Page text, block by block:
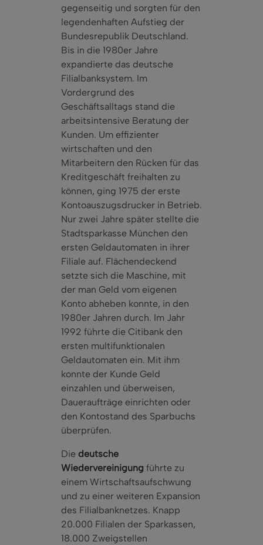
gegenseitig und sorgten für den
legendenhaften Aufstieg der
Bundesrepublik Deutschland.
Bis in die 1980er Jahre
expandierte das deutsche
Filialbanksystem. Im
Vordergrund des
Geschäftsalltags stand die
arbeitsintensive Beratung der
Kunden. Um effizienter
wirtschaften und den
Mitarbeitern den Rücken für das
Kreditgeschäft freihalten zu
können, ging 1975 der erste
Kontoauszugsdrucker in Betrieb.
Nur zwei Jahre später stellte die
Stadtsparkasse München den
ersten Geldautomaten in ihrer
Filiale auf. Flächendeckend
setzte sich die Maschine, mit
der man Geld vom eigenen
Konto abheben konnte, in den
1980er Jahren durch. Im Jahr
1992 führte die Citibank den
ersten multifunktionalen
Geldautomaten ein. Mit ihm
konnte der Kunde Geld
einzahlen und überweisen,
Daueraufträge einrichten oder
den Kontostand des Sparbuchs
überprüfen.
Die deutsche
Wiedervereinigung führte zu
einem Wirtschaftsaufschwung
und zu einer weiteren Expansion
des Filialbanknetzes. Knapp
20.000 Filialen der Sparkassen,
18.000 Zweigstellen